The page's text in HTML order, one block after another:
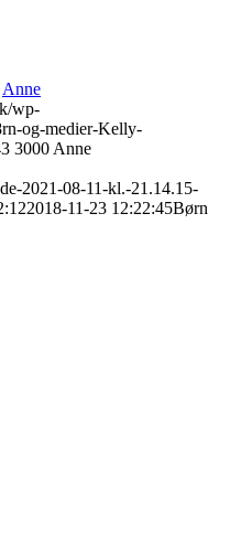
Anne
wp-
og-medier-Kelly-
3000 Anne
2021-08-11-kl.-21.14.15-
2018-11-23 12:22:45Børn